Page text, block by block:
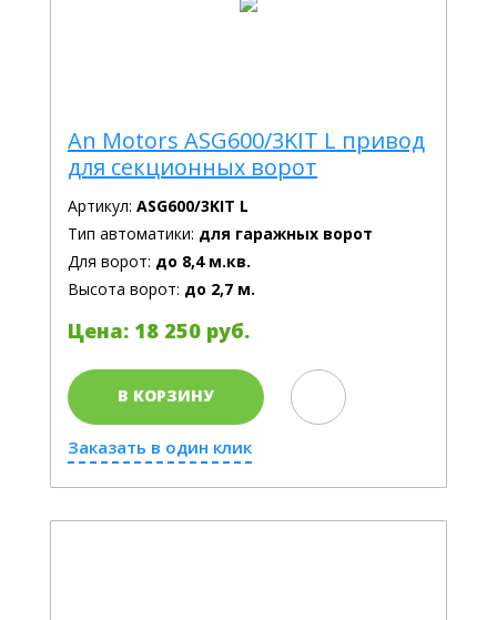
An Motors ASG600/3KIT L привод
для секционных ворот
Артикул: ASG600/3KIT L
Тип автоматики: для гаражных ворот
Для ворот: до 8,4 м.кв.
Высота ворот: до 2,7 м.
Цена: 18 250 руб.
В КОРЗИНУ
Заказать в один клик